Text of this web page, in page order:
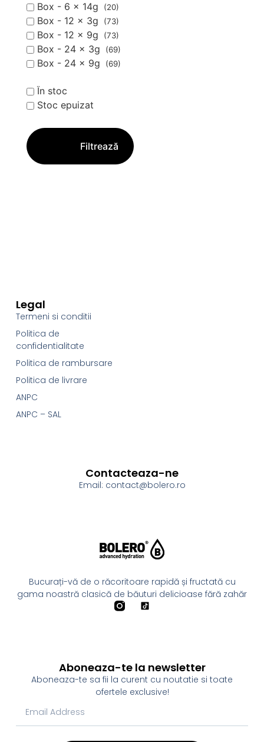
Box - 6 x 14g (20)
Box - 12 x 3g (73)
Box - 12 x 9g (73)
Box - 24 x 3g (69)
Box - 24 x 9g (69)
În stoc
Stoc epuizat
Filtrează
Bucurați-vă de o răcoritoare rapidă și fructată cu
gama noastră clasică de băuturi delicioase fără zahăr
Legal
Termeni si conditii
Politica de
confidentialitate
Politica de rambursare
Politica de livrare
ANPC
ANPC – SAL
Contacteaza-ne
Email: contact@bolero.ro
Aboneaza-te la newsletter
Aboneaza-te sa fii la curent cu noutatie si toate
ofertele exclusive!